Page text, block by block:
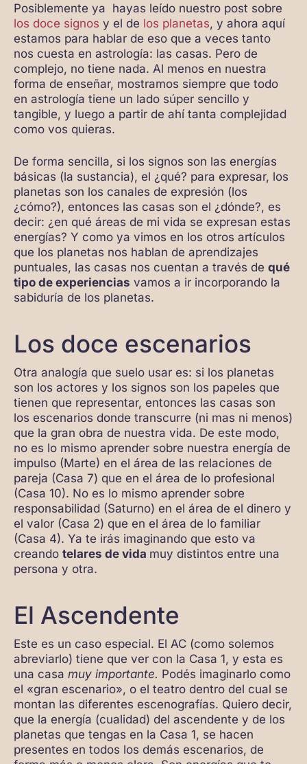
Posiblemente ya hayas leído nuestro post sobre
los doce signos y el de los planetas, y ahora aquí
estamos para hablar de eso que a veces tanto
nos cuesta en astrología: las casas. Pero de
complejo, no tiene nada. Al menos en nuestra
forma de enseñar, mostramos siempre que todo
en astrología tiene un lado súper sencillo y
tangible, y luego a partir de ahí tanta complejidad
como vos quieras.
De forma sencilla, si los signos son las energías
básicas (la sustancia), el ¿qué? para expresar, los
planetas son los canales de expresión (los
¿cómo?), entonces las casas son el ¿dónde?, es
decir: ¿en qué áreas de mi vida se expresan estas
energías? Y como ya vimos en los otros artículos
que los planetas nos hablan de aprendizajes
puntuales, las casas nos cuentan a través de qué
tipo de experiencias vamos a ir incorporando la
sabiduría de los planetas.
Los doce escenarios
Otra analogía que suelo usar es: si los planetas
son los actores y los signos son los papeles que
tienen que representar, entonces las casas son
los escenarios donde transcurre (ni mas ni menos)
que la gran obra de nuestra vida. De este modo,
no es lo mismo aprender sobre nuestra energía de
impulso (Marte) en el área de las relaciones de
pareja (Casa 7) que en el área de lo profesional
(Casa 10). No es lo mismo aprender sobre
responsabilidad (Saturno) en el área de el dinero y
el valor (Casa 2) que en el área de lo familiar
(Casa 4). Ya te irás imaginando que esto va
creando telares de vida muy distintos entre una
persona y otra.
El Ascendente
Este es un caso especial. El AC (como solemos
abreviarlo) tiene que ver con la Casa 1, y esta es
una casa muy importante. Podés imaginarlo como
el «gran escenario», o el teatro dentro del cual se
montan las diferentes escenografías. Quiero decir,
que la energía (cualidad) del ascendente y de los
planetas que tengas en la Casa 1, se hacen
presentes en todos los demás escenarios, de